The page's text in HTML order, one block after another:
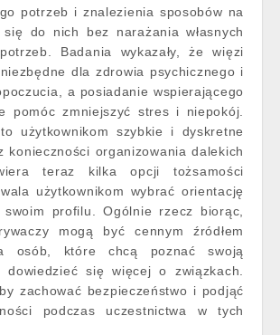
potrzeb i znalezienia sposobów na
się do nich bez narażania własnych
Badania wykazały, że więzi
dla zdrowia psychicznego i
a posiadanie wspierającego
pomóc zmniejszyć stres i niepokój.
to użytkownikom szybkie i dyskretne
konieczności organizowania dalekich
teraz kilka opcji tożsamości
użytkownikom wybrać orientację
profilu. Ogólnie rzecz biorąc,
mogą być cennym źródłem
osób, które chcą poznać swoją
dowiedzieć się więcej o związkach.
zachować bezpieczeństwo i podjąć
podczas uczestnictwa w tych